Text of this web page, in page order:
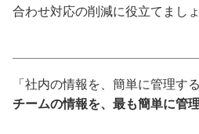
合わせ対応の削減に役立てましょ
「社内の情報を、簡単に管理す
チームの情報を、最も簡単に管